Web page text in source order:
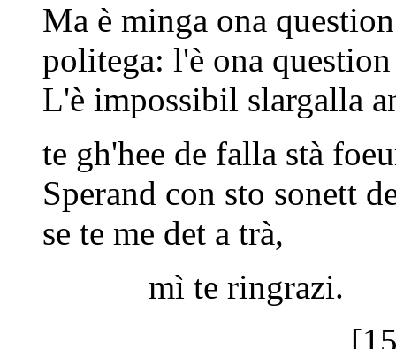
Ma è minga ona
politega: l'è ona
L'è impossibil slargalla
te gh'hee de falla stà
Sperand con sto sonett
se te me det a trà,
mì te ringrazi.